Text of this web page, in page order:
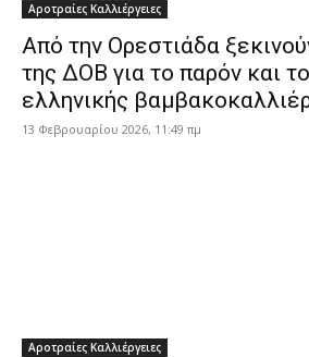
Αροτραίες Καλλιέργειες
Από την Ορεστιάδα
της ΔΟΒ για το παρόν και
ελληνικής
13 Φεβρουαρίου 2026, 11:49 πμ
Αροτραίες Καλλιέργειες